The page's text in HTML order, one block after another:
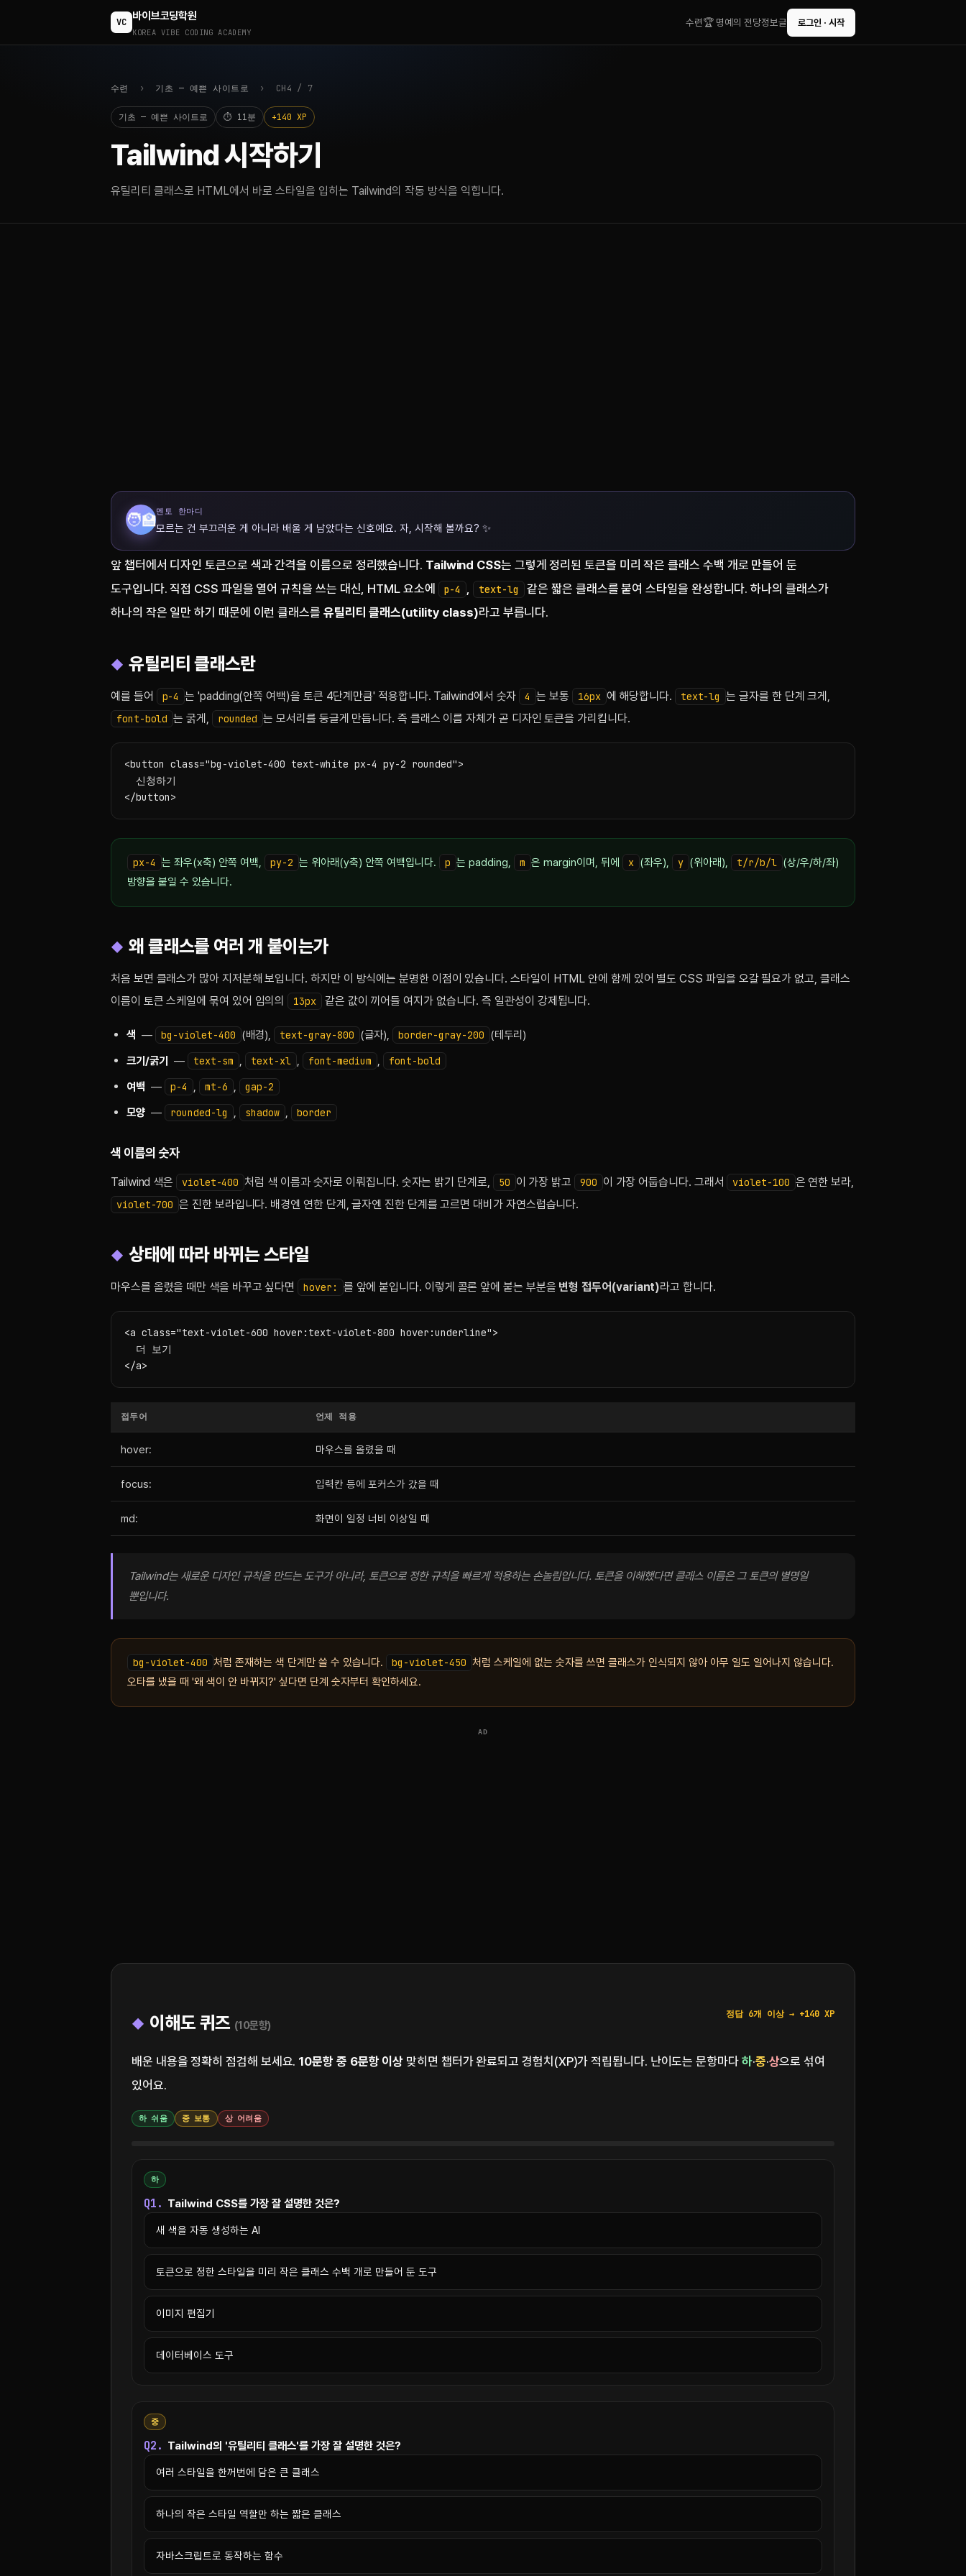
VC 바이브코딩학원
KOREA VIBE CODING ACADEMY
수련🏆 명예의 전당정보글 로그인 · 시작
수련 › 기초 — 예쁜 사이트로 › CH4 / 7
기초 — 예쁜 사이트로 ⏱ 11분 +140 XP
Tailwind 시작하기
유틸리티 클래스로 HTML에서 바로 스타일을 입히는 Tailwind의 작동 방식을 익힙니다.
🧑‍🏫멘토 한마디
모르는 건 부끄러운 게 아니라 배울 게 남았다는 신호예요. 자, 시작해 볼까요? ✨
앞 챕터에서 디자인 토큰으로 색과 간격을 이름으로 정리했습니다. Tailwind CSS는 그렇게 정리된 토큰을 미리 작은 클래스 수백 개로 만들어 둔
도구입니다. 직접 CSS 파일을 열어 규칙을 쓰는 대신, HTML 요소에
p-4 , text-lg
같은 짧은 클래스를 붙여 스타일을 완성합니다. 하나의 클래스가
하나의 작은 일만 하기 때문에 이런 클래스를 유틸리티 클래스(utility class)라고 부릅니다.
유틸리티 클래스란
예를 들어 p-4 는 'padding(안쪽 여백)을 토큰 4단계만큼' 적용합니다. Tailwind에서 숫자 4 는 보통 16px 에 해당합니다. text-lg 는 글자를 한 단계 크게,
font-bold 는 굵게, rounded 는 모서리를 둥글게 만듭니다. 즉 클래스 이름 자체가 곧 디자인 토큰을 가리킵니다.
<button class="bg-violet-400 text-white px-4 py-2 rounded">
  신청하기
</button>
px-4 는 좌우(x축) 안쪽 여백, py-2 는 위아래(y축) 안쪽 여백입니다. p 는 padding, m 은 margin이며, 뒤에 x (좌우), y (위아래), t/r/b/l (상/우/하/좌)
방향을 붙일 수 있습니다.
왜 클래스를 여러 개 붙이는가
처음 보면 클래스가 많아 지저분해 보입니다. 하지만 이 방식에는 분명한 이점이 있습니다. 스타일이 HTML 안에 함께 있어 별도 CSS 파일을 오갈 필요가 없고, 클래스
이름이 토큰 스케일에 묶여 있어 임의의
13px 같은 값이 끼어들 여지가 없습니다. 즉 일관성이 강제됩니다.
색 — bg-violet-400 (배경), text-gray-800 (글자), border-gray-200 (테두리)
크기/굵기 — text-sm , text-xl , font-medium , font-bold
여백 — p-4 , mt-6 , gap-2
모양 — rounded-lg , shadow , border
색 이름의 숫자
Tailwind 색은 violet-400 처럼 색 이름과 숫자로 이뤄집니다. 숫자는 밝기 단계로, 50 이 가장 밝고 900 이 가장 어둡습니다. 그래서 violet-100 은 연한 보라,
violet-700 은 진한 보라입니다. 배경엔 연한 단계, 글자엔 진한 단계를 고르면 대비가 자연스럽습니다.
상태에 따라 바뀌는 스타일
마우스를 올렸을 때만 색을 바꾸고 싶다면 hover: 를 앞에 붙입니다. 이렇게 콜론 앞에 붙는 부분을 변형 접두어(variant)라고 합니다.
<a class="text-violet-600 hover:text-violet-800 hover:underline">
  더 보기
</a>
접두어 언제 적용
hover: 마우스를 올렸을 때
focus: 입력칸 등에 포커스가 갔을 때
md: 화면이 일정 너비 이상일 때
Tailwind는 새로운 디자인 규칙을 만드는 도구가 아니라, 토큰으로 정한 규칙을 빠르게 적용하는 손놀림입니다. 토큰을 이해했다면 클래스 이름은 그 토큰의 별명일
뿐입니다.
bg-violet-400 처럼 존재하는 색 단계만 쓸 수 있습니다. bg-violet-450 처럼 스케일에 없는 숫자를 쓰면 클래스가 인식되지 않아 아무 일도 일어나지 않습니다.
오타를 냈을 때 '왜 색이 안 바뀌지?' 싶다면 단계 숫자부터 확인하세요.
AD
이해도 퀴즈 (10문항)
정답 6개 이상 → +140 XP
배운 내용을 정확히 점검해 보세요. 10문항 중 6문항 이상 맞히면 챕터가 완료되고 경험치(XP)가 적립됩니다. 난이도는 문항마다 하·중·상으로 섞여
있어요.
하 쉬움 중 보통 상 어려움
하
Q1. Tailwind CSS를 가장 잘 설명한 것은?
새 색을 자동 생성하는 AI
토큰으로 정한 스타일을 미리 작은 클래스 수백 개로 만들어 둔 도구
이미지 편집기
데이터베이스 도구
중
Q2. Tailwind의 '유틸리티 클래스'를 가장 잘 설명한 것은?
여러 스타일을 한꺼번에 담은 큰 클래스
하나의 작은 스타일 역할만 하는 짧은 클래스
자바스크립트로 동작하는 함수